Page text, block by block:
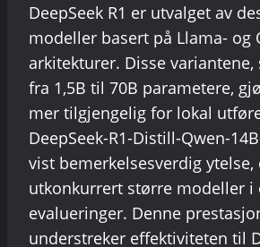
DeepSeek R1 er utvalget av
modeller basert på Llama- og
arkitekturer. Disse
fra 1,5B til 70B parametere,
mer tilgjengelig for lokal
DeepSeek-R1-Distill-Qwen-
vist bemerkelsesverdig ytelse,
utkonkurrert større modeller i
evalueringer. Denne
understreker effektiviteten til